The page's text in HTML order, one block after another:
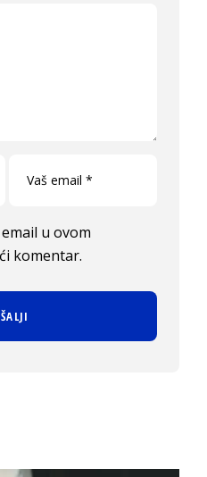
u ovom
komentar.